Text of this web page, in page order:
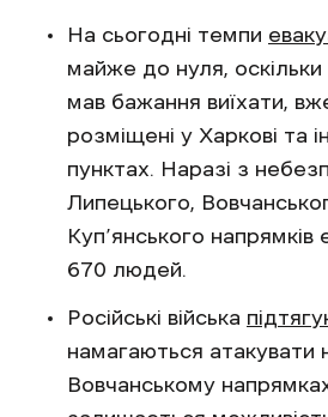
На сьогодні темпи
майже до нуля, оскільки
мав бажання виїхати,
розміщені у Харкові та
пунктах. Наразі з
Липецького,
Куп’янського напрямків
670 людей.
Російські війська
намагаються атакувати
Вовчанському